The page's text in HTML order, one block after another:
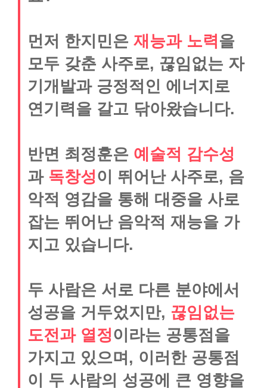
먼저 한지민은 재능과 노력을
모두 갖춘 사주로, 끊임없는 자
기개발과 긍정적인 에너지로
연기력을 갈고 닦아왔습니다.
반면 최정훈은 예술적 감수성
과 독창성이 뛰어난 사주로, 음
악적 영감을 통해 대중을 사로
잡는 뛰어난 음악적 재능을 가
지고 있습니다.
두 사람은 서로 다른 분야에서
성공을 거두었지만, 끊임없는
도전과 열정이라는 공통점을
가지고 있으며, 이러한 공통점
이 두 사람의 성공에 큰 영향을